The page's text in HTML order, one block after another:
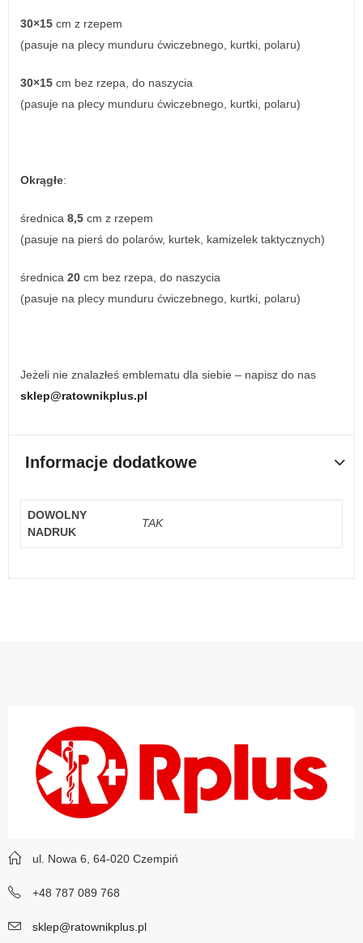
30×15 cm z rzepem
(pasuje na plecy munduru ćwiczebnego, kurtki, polaru)
30×15 cm bez rzepa, do naszycia
(pasuje na plecy munduru ćwiczebnego, kurtki, polaru)
Okrągłe:
średnica 8,5 cm z rzepem
(pasuje na pierś do polarów, kurtek, kamizelek taktycznych)
średnica 20 cm bez rzepa, do naszycia
(pasuje na plecy munduru ćwiczebnego, kurtki, polaru)
Jeżeli nie znalazłeś emblematu dla siebie – napisz do nas
sklep@ratownikplus.pl
Informacje dodatkowe
DOWOLNY
NADRUK
TAK
ul. Nowa 6, 64-020 Czempiń
+48 787 089 768
sklep@ratownikplus.pl